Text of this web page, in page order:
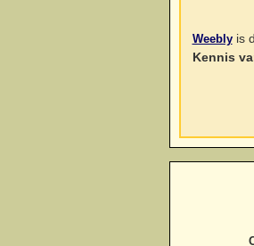
Weeblyis
Kennis